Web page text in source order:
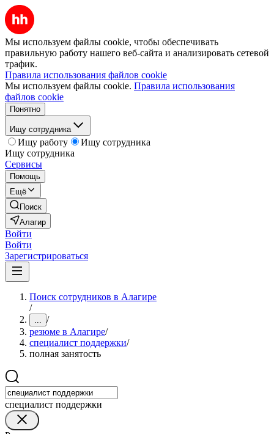
Мы используем файлы cookie, чтобы обеспечивать
правильную работу нашего веб-сайта и анализировать сетевой
трафик.
Правила использования файлов cookie
Мы используем файлы cookie. Правила использования
файлов cookie
Понятно
Ищу сотрудника
Ищу работу
Ищу сотрудника
Ищу сотрудника
Сервисы
Помощь
Ещё
Поиск
Алагир
Войти
Войти
Зарегистрироваться
Поиск сотрудников в Алагире
/
... /
резюме в Алагире/
специалист поддержки/
полная занятость
специалист поддержки